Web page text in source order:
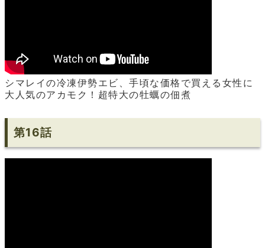
シマレイの冷凍伊勢エビ、手頃な価格で買える女性に
大人気のアカモク！超特大の牡蠣の佃煮
第16話